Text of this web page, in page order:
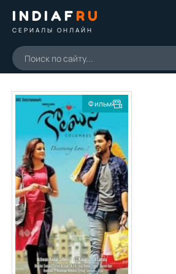
INDIAFRU
СЕРИАЛЫ ОНЛАЙН
Фильм